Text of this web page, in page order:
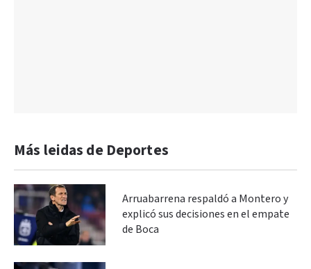
Más leidas de Deportes
Arruabarrena respaldó a Montero y
explicó sus decisiones en el empate
de Boca